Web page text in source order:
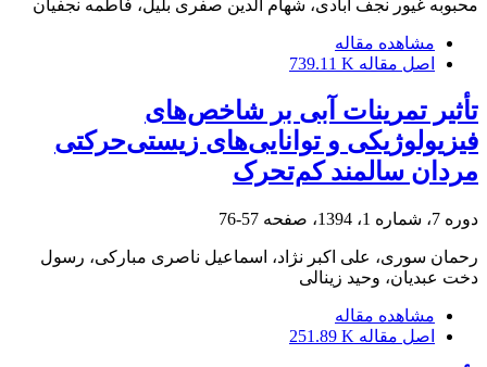
محبوبه غیور نجف آبادی، شهام الدین صفری بلیل، فاطمه نجفیان
مشاهده مقاله
اصل مقاله 739.11 K
تأثیر تمرینات آبی بر شاخص‌های
فیزیولوژیکی و توانایی‌های زیستی‌حرکتی
مردان سالمند کم‌تحرک
دوره 7، شماره 1، 1394، صفحه 57-76
رحمان سوری، علی اکبر نژاد، اسماعیل ناصری مبارکی، رسول
دخت عبدیان، وحید زینالی
مشاهده مقاله
اصل مقاله 251.89 K